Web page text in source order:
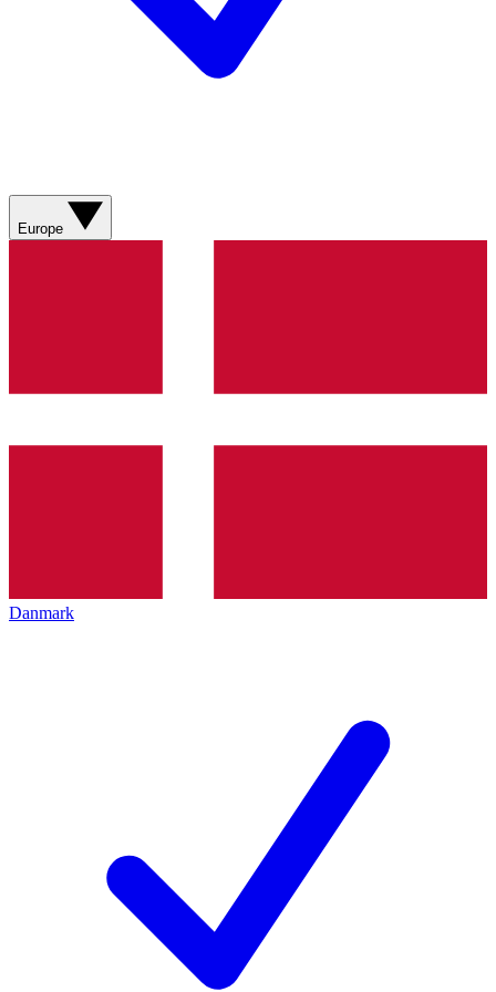
Europe
Danmark